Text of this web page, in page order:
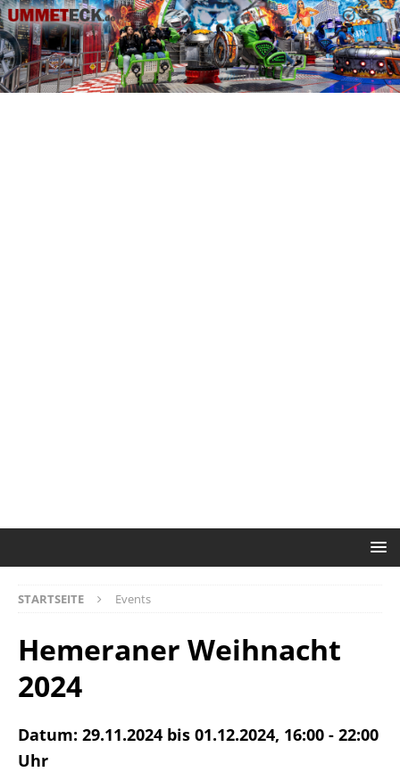
STARTSEITE Events
Hemeraner Weihnacht
2024
Datum: 29.11.2024 bis 01.12.2024, 16:00 - 22:00
Uhr